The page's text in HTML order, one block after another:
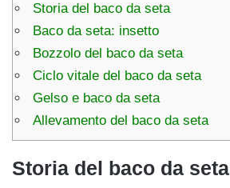
Storia del baco da seta
Baco da seta: insetto
Bozzolo del baco da seta
Ciclo vitale del baco da seta
Gelso e baco da seta
Allevamento del baco da seta
Storia del baco da seta